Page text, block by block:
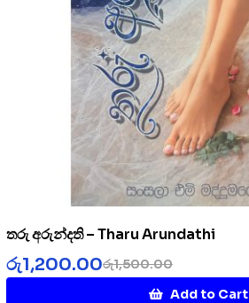
තරු අරුන්දති – Tharu Arundathi
රු1,500.00
රු1,200.00
Add to Cart